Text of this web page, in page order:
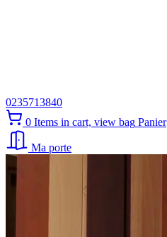
0235713840
0 Items in cart, view bag Panier
Ma porte